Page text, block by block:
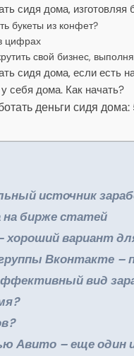
сидя дома, изготовляя
букеты из конфет?
цифрах
свой бизнес,
сидя дома, если есть
себя дома. Как начать?
деньги сидя
источник
на бирже статей
хороший вариант
группы Вконтакте
вид
Авито – еще один